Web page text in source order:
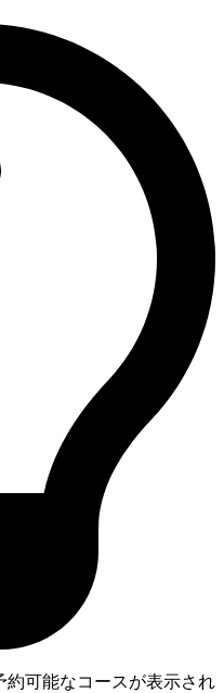
約可能なコースが表示され